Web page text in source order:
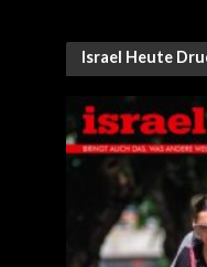
Israel Heute